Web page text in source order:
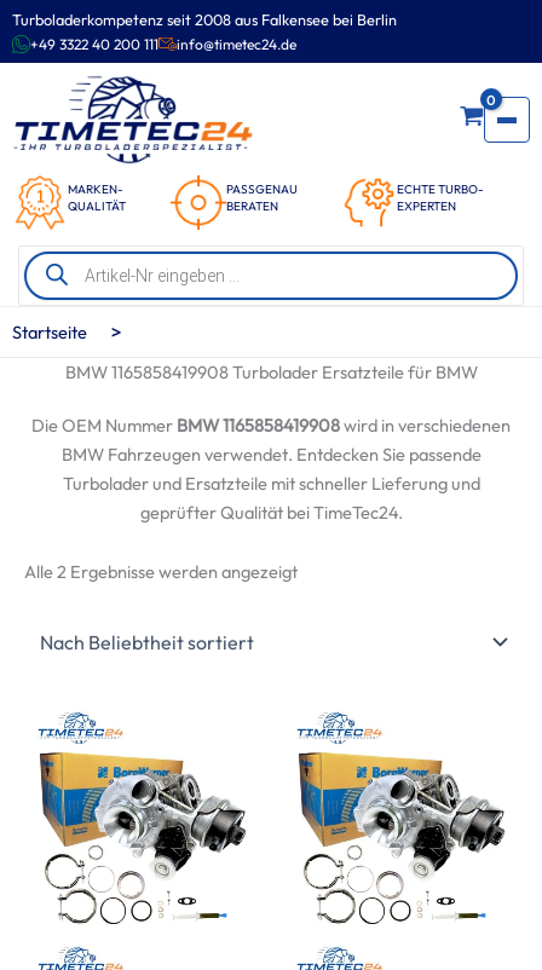
Turboladerkompetenz seit 2008 aus Falkensee bei Berlin
+49 3322 40 200 111 info@timetec24.de
MARKEN-
QUALITÄT
PASSGENAU
BERATEN
ECHTE TURBO-
EXPERTEN
0
Products
search
Zum
Inhalt
springen
Startseite >
BMW 1165858419908 Turbolader Ersatzteile für BMW
Die OEM Nummer BMW 1165858419908wird in verschiedenen
BMW Fahrzeugen verwendet. Entdecken Sie passende
Turbolader und Ersatzteile mit schneller Lieferung und
geprüfter Qualität bei TimeTec24.
Alle 2 Ergebnisse werden angezeigtNach